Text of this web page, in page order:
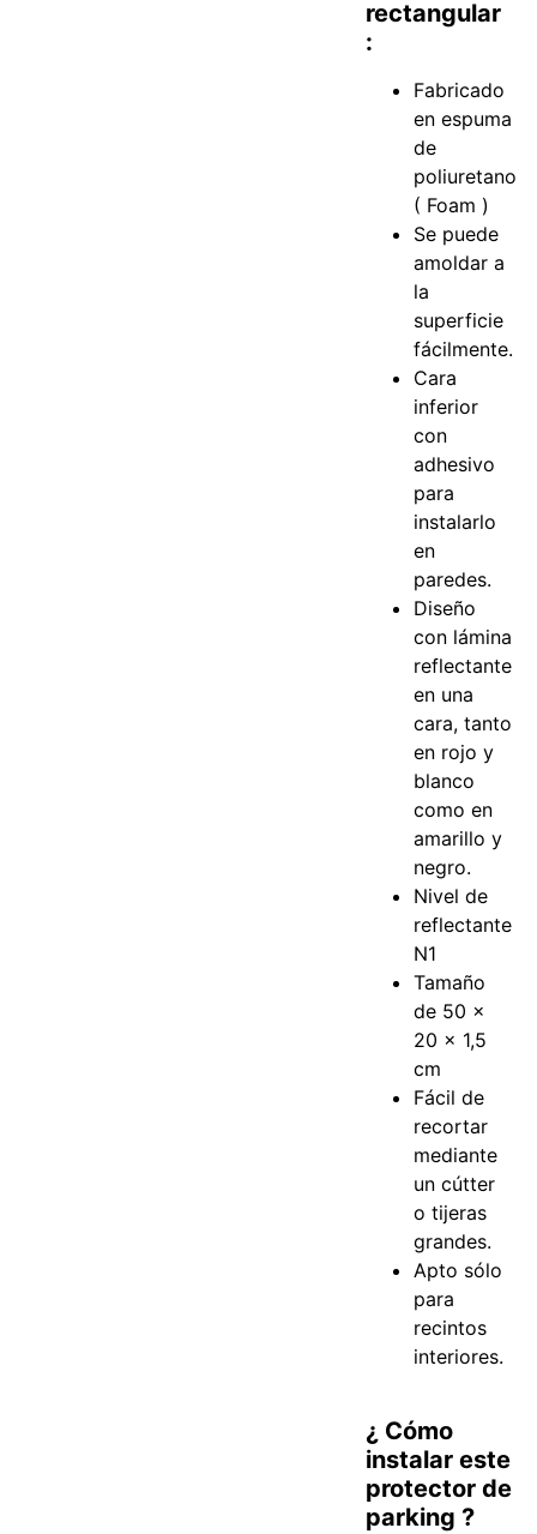
rectangular
:
Fabricado
en espuma
de
poliuretano
( Foam )
Se puede
amoldar a
la
superficie
fácilmente.
Cara
inferior
con
adhesivo
para
instalarlo
en
paredes.
Diseño
con lámina
reflectante
en una
cara, tanto
en rojo y
blanco
como en
amarillo y
negro.
Nivel de
reflectante
N1
Tamaño
de 50 x
20 x 1,5
cm
Fácil de
recortar
mediante
un cútter
o tijeras
grandes.
Apto sólo
para
recintos
interiores.
¿ Cómo
instalar este
protector de
parking ?